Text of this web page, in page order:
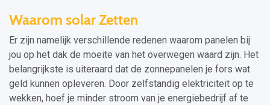
Waarom solar Zetten
Er zijn namelijk verschillende redenen waarom panelen bij
jou op het dak de moeite van het overwegen waard zijn. Het
belangrijkste is uiteraard dat de zonnepanelen je fors wat
geld kunnen opleveren. Door zelfstandig elektriciteit op te
wekken, hoef je minder stroom van je energiebedrijf af te